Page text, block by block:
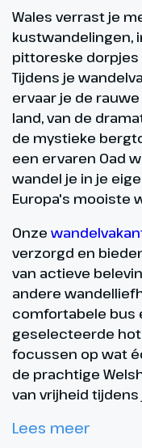
Wales verrast je
kustwandelingen,
pittoreske dorpjes
Tijdens je
ervaar je de
land, van de
de mystieke
een ervaren Oad
wandel je in je
Europa's mooiste
Onze
verzorgd en
van actieve
andere
comfortabele bus
geselecteerde
focussen op wat
de prachtige
van vrijheid
Lees meer